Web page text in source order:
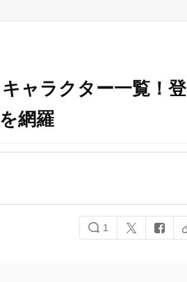
キャラクター一覧！登
網羅
1